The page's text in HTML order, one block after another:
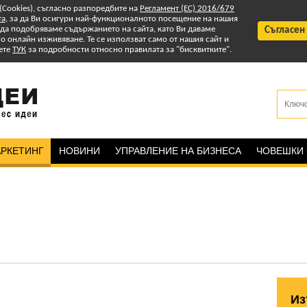
съгласно разпоредбите на Регламент (ЕС) 2016/679
, за да Ви осигури най-функционалното посещение на нашия
подобряваме съдържанието на сайта, като Ви даваме
изживяване. Те се използват само от нашия сайт и
ТУК за подробности относно правилата за "бисквитките".
НОВИНИ УПРАВЛЕНИЕ НА БИЗНЕСА ЧОВЕШКИ